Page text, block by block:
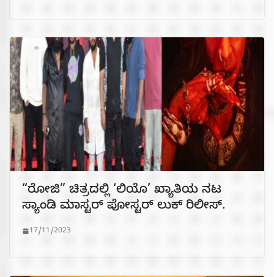
“ರೋಜಿ” ಚಿತ್ರದಲ್ಲಿ ‘ಲಿಯೊ’ ಖ್ಯಾತಿಯ ನಟ
ಸ್ಯಾಂಡಿ ಮಾಸ್ಟರ್ ಪೋಸ್ಟರ್ ಲುಕ್ ರಿಲೀಸ್.
17/11/2023